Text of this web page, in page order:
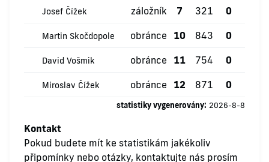
Josef Čížek záložník 7 321 0
Martin Skočdopole obránce 10 843 0
David Vošmik obránce 11 754 0
Miroslav Čížek obránce 12 871 0
statistiky vygenerovány: 2026-8-8
Kontakt
Pokud budete mít ke statistikám jakékoliv
připomínky nebo otázky, kontaktujte nás prosím